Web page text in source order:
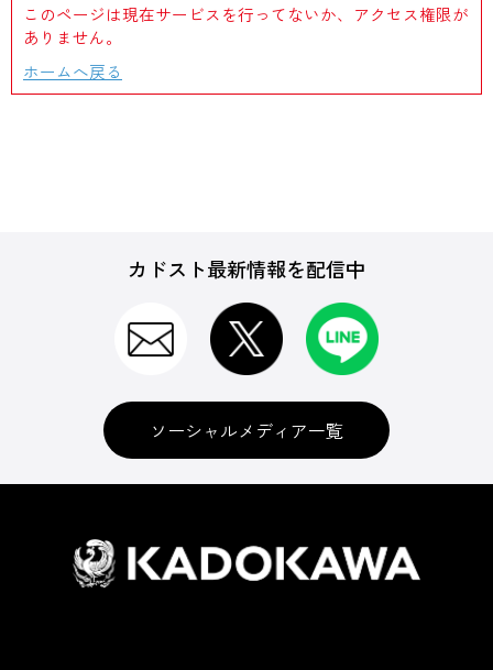
このページは現在サービスを行ってないか、アクセス権限が
ありません。
ホームへ戻る
カドスト最新情報を配信中
ソーシャルメディア一覧